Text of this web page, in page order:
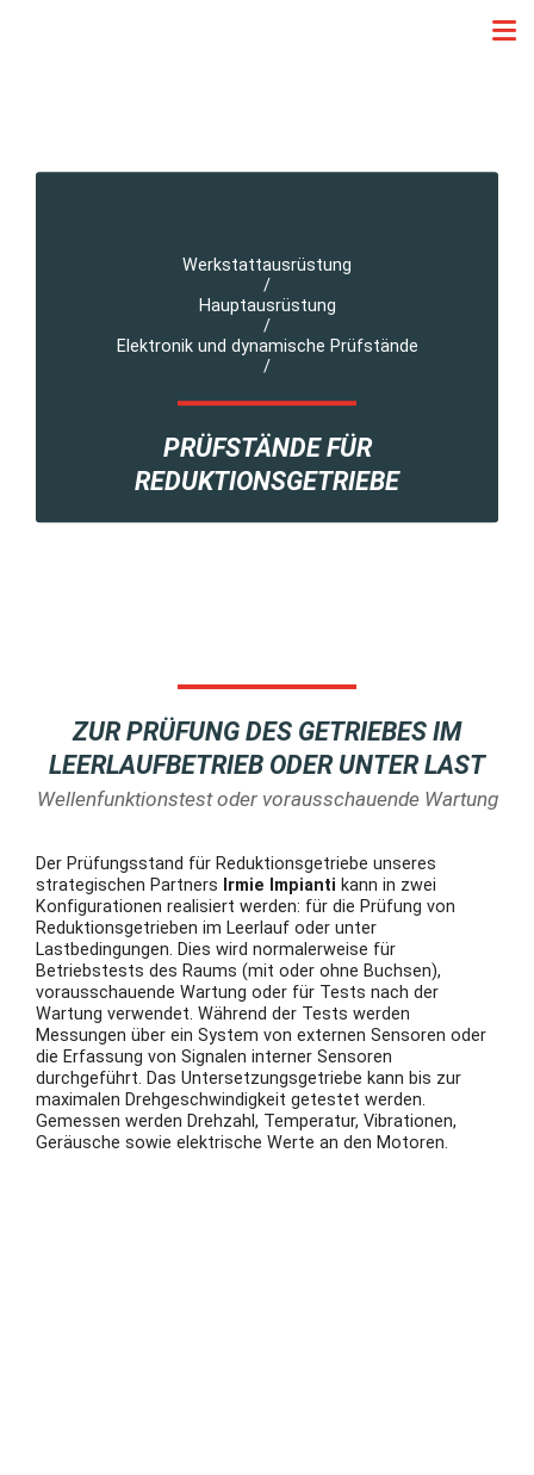
Werkstattausrüstung
/
Hauptausrüstung
/
Elektronik und dynamische Prüfstände
/
PRÜFSTÄNDE FÜR
REDUKTIONSGETRIEBE
ZUR PRÜFUNG DES GETRIEBES IM
LEERLAUFBETRIEB ODER UNTER LAST
Wellenfunktionstest oder vorausschauende Wartung
Der Prüfungsstand für Reduktionsgetriebe unseres
strategischen Partners Irmie Impianti kann in zwei
Konfigurationen realisiert werden: für die Prüfung von
Reduktionsgetrieben im Leerlauf oder unter
Lastbedingungen. Dies wird normalerweise für
Betriebstests des Raums (mit oder ohne Buchsen),
vorausschauende Wartung oder für Tests nach der
Wartung verwendet. Während der Tests werden
Messungen über ein System von externen Sensoren oder
die Erfassung von Signalen interner Sensoren
durchgeführt. Das Untersetzungsgetriebe kann bis zur
maximalen Drehgeschwindigkeit getestet werden.
Gemessen werden Drehzahl, Temperatur, Vibrationen,
Geräusche sowie elektrische Werte an den Motoren.